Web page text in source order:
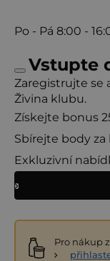
Po - Pá 8:00 -
Vstupte
Zaregistrujte se
Živina klubu.
Získejte bonus
Sbírejte body
Exkluzivní
Pro nákup